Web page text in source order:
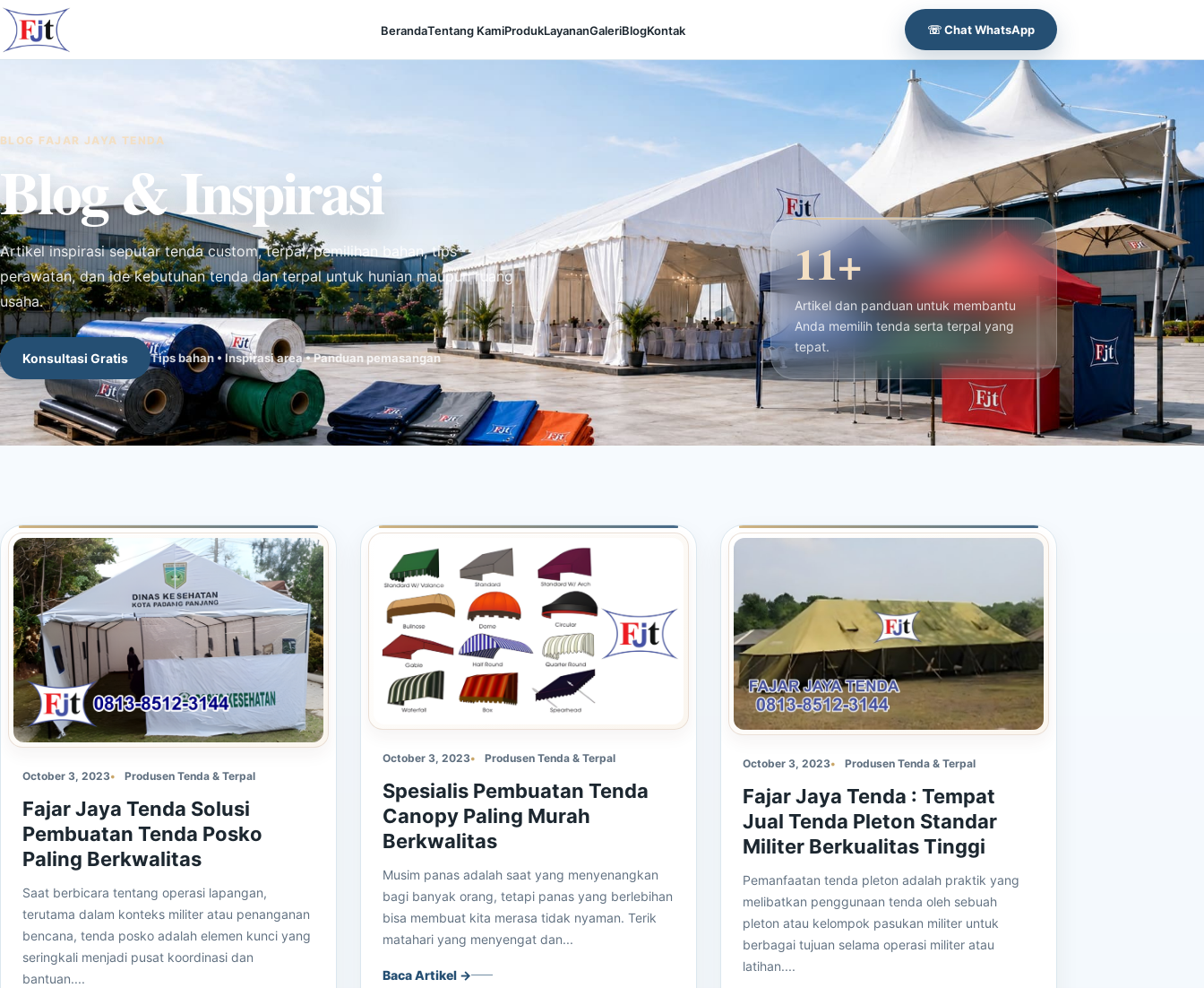
BerandaTentang KamiProdukLayananGaleriBlogKontak ☏ Chat WhatsApp
BLOG FAJAR JAYA TENDA
Blog & Inspirasi
Artikel inspirasi seputar tenda custom, terpal, pemilihan bahan, tips
perawatan, dan ide kebutuhan tenda dan terpal untuk hunian maupun ruang
usaha.
Konsultasi Gratis Tips bahan • Inspirasi area • Panduan pemasangan
11+
Artikel dan panduan untuk membantu
Anda memilih tenda serta terpal yang
tepat.
October 3, 2023 Produsen Tenda & Terpal
Fajar Jaya Tenda Solusi
Pembuatan Tenda Posko
Paling Berkwalitas
Saat berbicara tentang operasi lapangan,
terutama dalam konteks militer atau penanganan
bencana, tenda posko adalah elemen kunci yang
seringkali menjadi pusat koordinasi dan
bantuan....
October 3, 2023 Produsen Tenda & Terpal
Spesialis Pembuatan Tenda
Canopy Paling Murah
Berkwalitas
Musim panas adalah saat yang menyenangkan
bagi banyak orang, tetapi panas yang berlebihan
bisa membuat kita merasa tidak nyaman. Terik
matahari yang menyengat dan...
Baca Artikel →
October 3, 2023 Produsen Tenda & Terpal
Fajar Jaya Tenda : Tempat
Jual Tenda Pleton Standar
Militer Berkualitas Tinggi
Pemanfaatan tenda pleton adalah praktik yang
melibatkan penggunaan tenda oleh sebuah
pleton atau kelompok pasukan militer untuk
berbagai tujuan selama operasi militer atau
latihan....